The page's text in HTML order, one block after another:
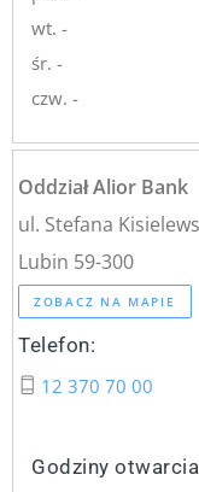
wt. -
śr. -
czw. -
Oddział Alior Bank
ul. Stefana
Lubin 59-300
ZOBACZ NA MAPIE
Telefon:
12 370 70 00
Godziny otwarcia